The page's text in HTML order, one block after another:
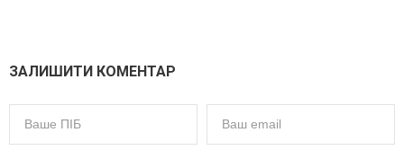
ЗАЛИШИТИ КОМЕНТАР